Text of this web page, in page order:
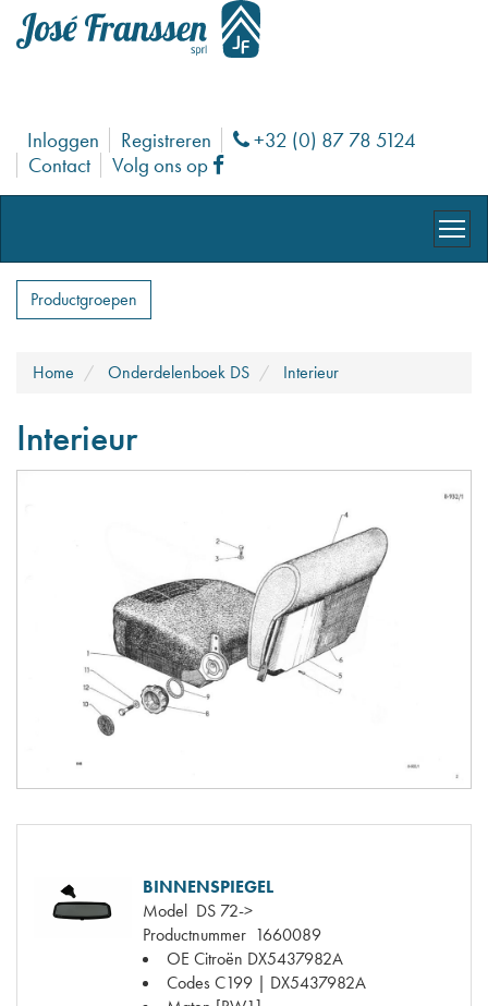
Inloggen Registreren Phone
+32 (0) 87 78 5124
Contact
Volg ons op Facebook
Productgroepen
Home Onderdelenboek DS Interieur
Interieur
BINNENSPIEGEL
Model DS 72->
Productnummer 1660089
OE Citroën DX5437982A
CodesC199 | DX5437982A